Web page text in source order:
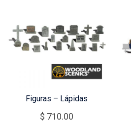
Figuras – Lápidas
$ 710.00